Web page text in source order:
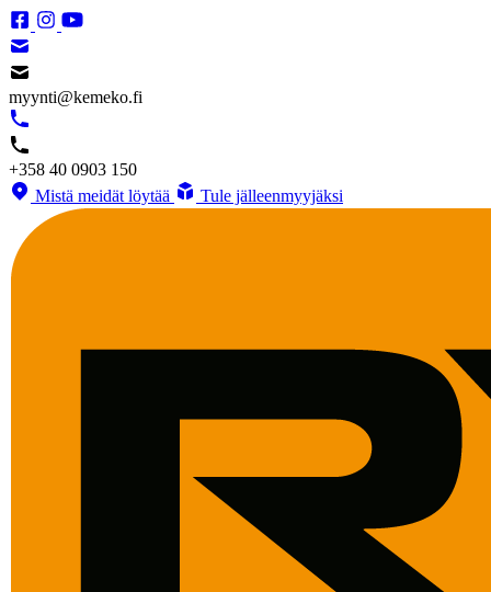
myynti@kemeko.fi
+358 40 0903 150
Mistä meidät löytää
Tule jälleenmyyjäksi